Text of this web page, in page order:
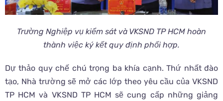
Trường Nghiệp vụ kiểm sát và VKSND TP HCM hoàn
thành việc ký kết quy định phối hợp.
Dự thảo quy chế chú trọng ba khía cạnh. Thứ nhất đào
tạo, Nhà trường sẽ mở các lớp theo yêu cầu của VKSND
TP HCM và VKSND TP HCM sẽ cung cấp những giảng